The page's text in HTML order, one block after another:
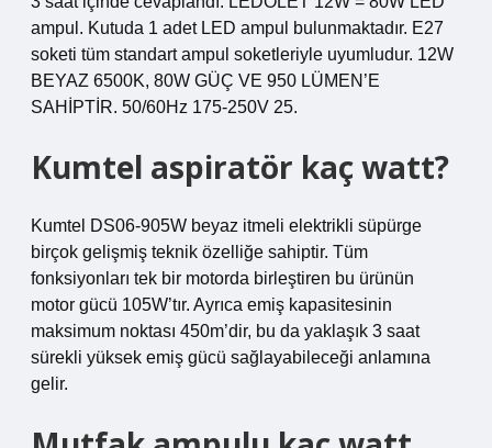
ampul. Kutuda 1 adet LED ampul bulunmaktadır. E27
soketi tüm standart ampul soketleriyle uyumludur. 12W
BEYAZ 6500K, 80W GÜÇ VE 950 LÜMEN’E
SAHİPTİR. 50/60Hz 175-250V 25.
Kumtel aspiratör kaç watt?
Kumtel DS06-905W beyaz itmeli elektrikli süpürge
birçok gelişmiş teknik özelliğe sahiptir. Tüm
fonksiyonları tek bir motorda birleştiren bu ürünün
motor gücü 105W’tır. Ayrıca emiş kapasitesinin
maksimum noktası 450m’dir, bu da yaklaşık 3 saat
sürekli yüksek emiş gücü sağlayabileceği anlamına
gelir.